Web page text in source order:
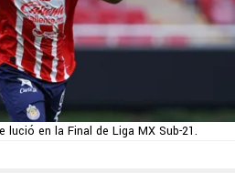
lució en la Final de Liga MX Sub-21.